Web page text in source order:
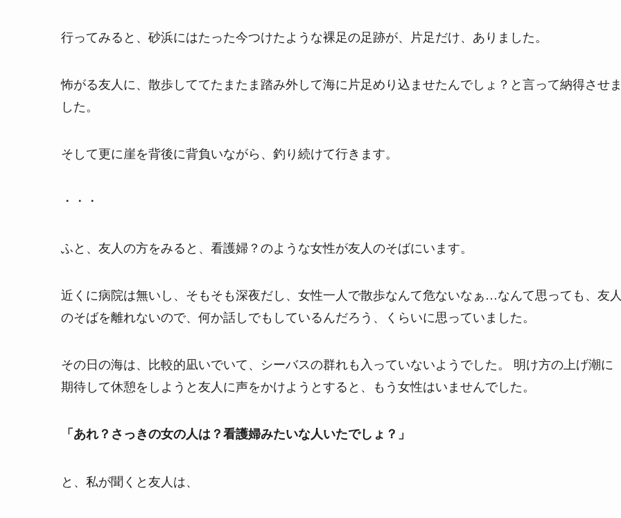
行ってみると、砂浜にはたった今つけたような裸足の足跡が、片足だけ、ありました。
怖がる友人に、散歩しててたまたま踏み外して海に片足めり込ませたんでしょ？と言って納得させ
した。
そして更に崖を背後に背負いながら、釣り続けて行きます。
・・・
ふと、友人の方をみると、看護婦？のような女性が友人のそばにいます。
近くに病院は無いし、そもそも深夜だし、女性一人で散歩なんて危ないなぁ…なんて思っても、友
のそばを離れないので、何か話しでもしているんだろう、くらいに思っていました。
その日の海は、比較的凪いでいて、シーバスの群れも入っていないようでした。 明け方の上げ潮に
期待して休憩をしようと友人に声をかけようとすると、もう女性はいませんでした。
「あれ？さっきの女の人は？看護婦みたいな人いたでしょ？」
と、私が聞くと友人は、